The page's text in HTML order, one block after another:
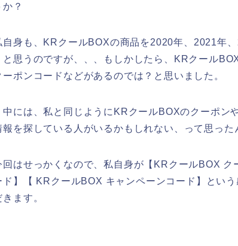
？
自身も、KRクールBOXの商品を2020年、2021年
と思うのですが、、、もしかしたら、KRクール
ーポンコードなどがあるのでは？と思いました。
中には、私と同じようにKRクールBOXのクーポン
報を探している人がいるかもしれない、って思った
回はせっかくなので、私自身が【KRクールBOX
ド】【 KRクールBOX キャンペーンコード】とい
ます。